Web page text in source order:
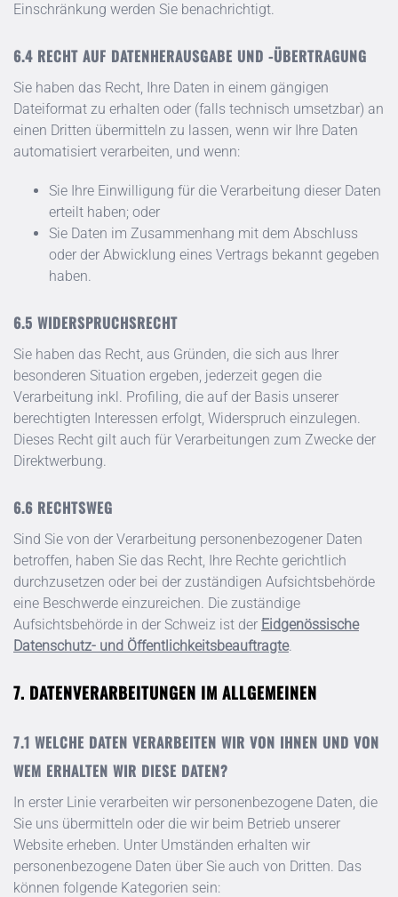
Einschränkung werden Sie benachrichtigt.
RECHT AUF DATENHERAUSGABE UND -ÜBERTRAGUNG
Sie haben das Recht, Ihre Daten in einem gängigen
Dateiformat zu erhalten oder (falls technisch umsetzbar) an
einen Dritten übermitteln zu lassen, wenn wir Ihre Daten
automatisiert verarbeiten, und wenn:
Sie Ihre Einwilligung für die Verarbeitung dieser Daten
erteilt haben; oder
Sie Daten im Zusammenhang mit dem Abschluss
oder der Abwicklung eines Vertrags bekannt gegeben
haben.
WIDERSPRUCHSRECHT
Sie haben das Recht, aus Gründen, die sich aus Ihrer
besonderen Situation ergeben, jederzeit gegen die
Verarbeitung inkl. Profiling, die auf der Basis unserer
berechtigten Interessen erfolgt, Widerspruch einzulegen.
Dieses Recht gilt auch für Verarbeitungen zum Zwecke der
Direktwerbung.
RECHTSWEG
Sind Sie von der Verarbeitung personenbezogener Daten
betroffen, haben Sie das Recht, Ihre Rechte gerichtlich
durchzusetzen oder bei der zuständigen Aufsichtsbehörde
eine Beschwerde einzureichen. Die zuständige
Aufsichtsbehörde in der Schweiz ist der Eidgenössische
Datenschutz- und Öffentlichkeitsbeauftragte.
DATENVERARBEITUNGEN IM ALLGEMEINEN
WELCHE DATEN VERARBEITEN WIR VON IHNEN UND VON
WEM ERHALTEN WIR DIESE DATEN?
In erster Linie verarbeiten wir personenbezogene Daten, die
Sie uns übermitteln oder die wir beim Betrieb unserer
Website erheben. Unter Umständen erhalten wir
personenbezogene Daten über Sie auch von Dritten. Das
können folgende Kategorien sein: